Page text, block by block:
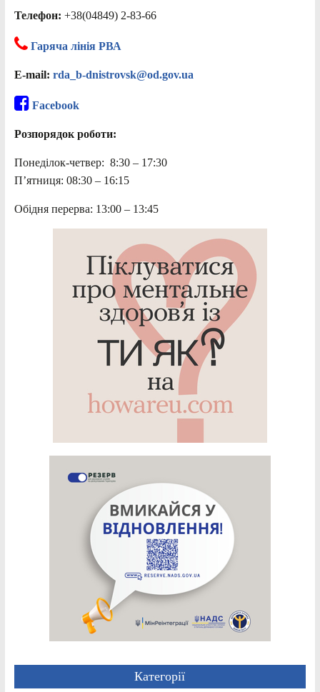
Телефон: +38(04849) 2-83-66
Гаряча лінія РВА
E-mail: rda_b-dnistrovsk@od.gov.ua
Facebook
Розпорядок роботи:
Понеділок-четвер: 8:30 – 17:30
П’ятниця: 08:30 – 16:15
Обідня перерва: 13:00 – 13:45
Категорії